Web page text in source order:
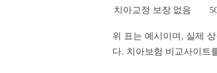
치아교정 보장 없음
위 표는 예시이며, 실제
다. 치아보험 비교사이트